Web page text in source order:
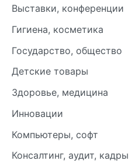
Выставки, конференции
Гигиена, косметика
Государство, общество
Детские товары
Здоровье, медицина
Инновации
Компьютеры, софт
Консалтинг, аудит, кадры